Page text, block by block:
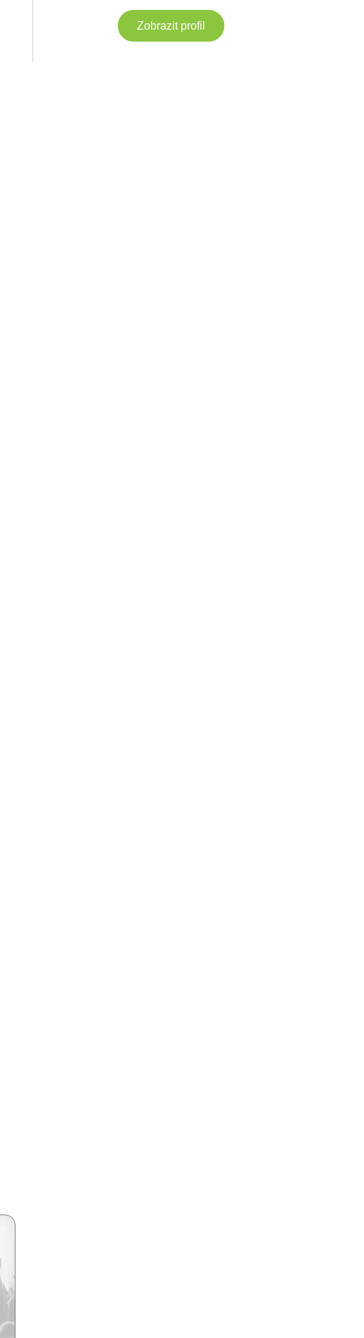
Zobrazit profil